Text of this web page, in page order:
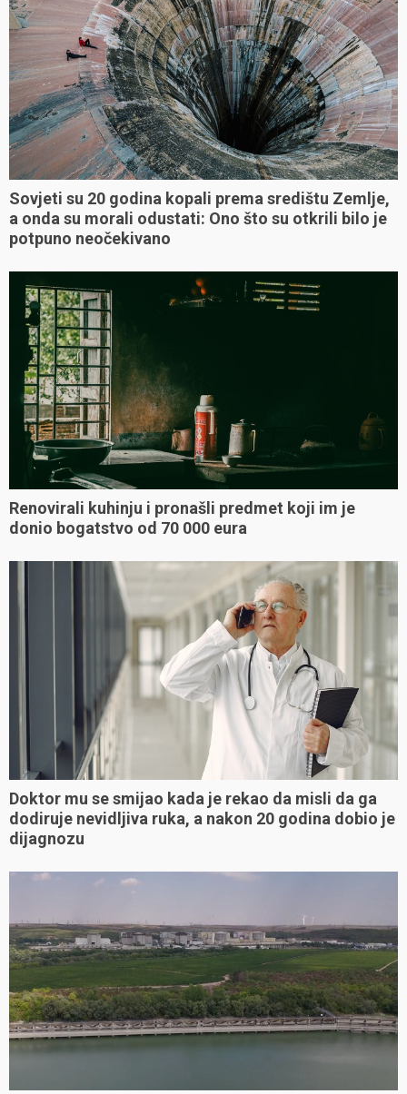
Sovjeti su 20 godina kopali prema središtu Zemlje,
a onda su morali odustati: Ono što su otkrili bilo je
potpuno neočekivano
Renovirali kuhinju i pronašli predmet koji im je
donio bogatstvo od 70 000 eura
Doktor mu se smijao kada je rekao da misli da ga
dodiruje nevidljiva ruka, a nakon 20 godina dobio je
dijagnozu